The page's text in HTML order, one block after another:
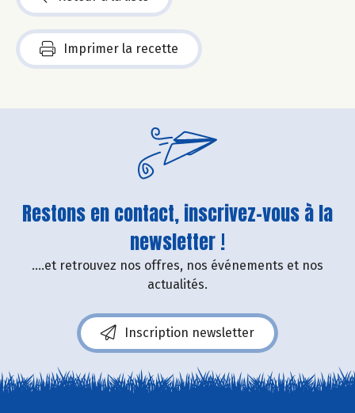
Imprimer la recette
Restons en contact, inscrivez-vous à la
newsletter !
....et retrouvez nos offres, nos événements et nos
actualités.
Inscription newsletter